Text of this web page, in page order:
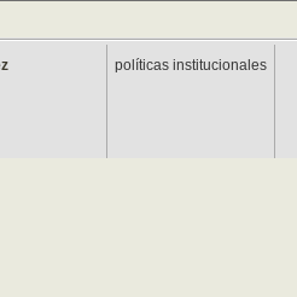
políticas institucionales